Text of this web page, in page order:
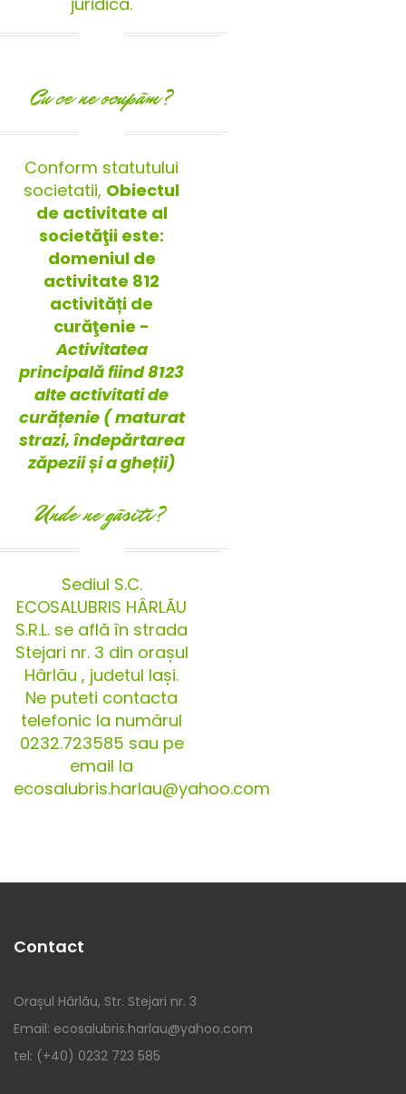
Cu ce ne ocupãm?
Conform statutului
societatii, Obiectul
de activitate al
societăţii este:
domeniul de
activitate 812
activități de
curăţenie -
Activitatea
principală fiind 8123
alte activitati de
curățenie ( maturat
strazi, îndepărtarea
zăpezii și a gheții)
Unde ne gãsiti?
Sediul S.C.
ECOSALUBRIS HÂRLĂU
S.R.L. se află în strada
Stejari nr. 3 din orașul
Hârlău , judetul Iași.
Ne puteti contacta
telefonic la numărul
0232.723585 sau pe
email la
ecosalubris.harlau@yahoo.com
Contact
Orașul Hârlău, Str. Stejari nr. 3
Email: ecosalubris.harlau@yahoo.com
tel: (+40) 0232 723 585